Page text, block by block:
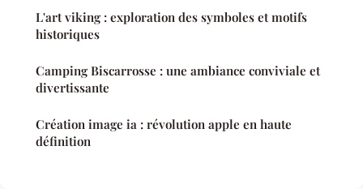
L'art viking : exploration des symboles et motifs
historiques
Camping Biscarrosse : une ambiance conviviale et
divertissante
Création image ia : révolution apple en haute
définition